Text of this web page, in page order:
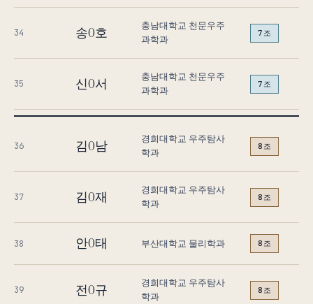
34 송O호
충남대학교 천문우주
과학과
7조
35 신O서
충남대학교 천문우주
과학과
7조
36 김O남
경희대학교 우주탐사
학과
8조
37 김O재
경희대학교 우주탐사
학과
8조
38 안O태 부산대학교 물리학과 8조
39 전O규
경희대학교 우주탐사
학과
8조